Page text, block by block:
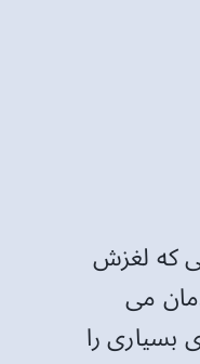
که لغزش
می
را